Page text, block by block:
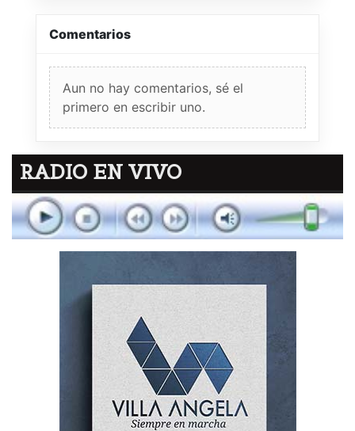
Comentarios
Aun no hay comentarios, sé el
primero en escribir uno.
RADIO EN VIVO